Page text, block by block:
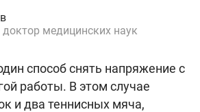
доктор медицинских наук
способ снять напряжение с
работы. В этом случае
и два теннисных мяча,